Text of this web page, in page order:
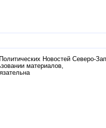
Новостей Северо-
материалов,